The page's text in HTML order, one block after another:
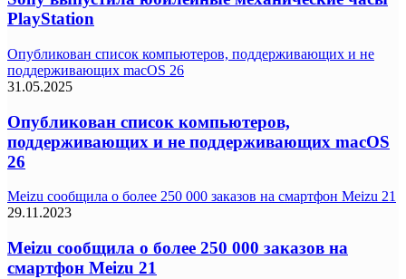
PlayStation
Опубликован список компьютеров, поддерживающих и не
поддерживающих macOS 26
31.05.2025
Опубликован список компьютеров,
поддерживающих и не поддерживающих macOS
26
Meizu сообщила о более 250 000 заказов на смартфон Meizu 21
29.11.2023
Meizu сообщила о более 250 000 заказов на
смартфон Meizu 21